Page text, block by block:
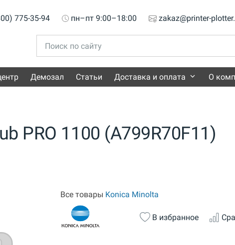
775-35-94 пн–пт 9:00–18:00 zakaz@printer-
Демозал Статьи Доставка и оплата О
PRO 1100 (A799R70F11)
Все товары Konica Minolta
В избранное